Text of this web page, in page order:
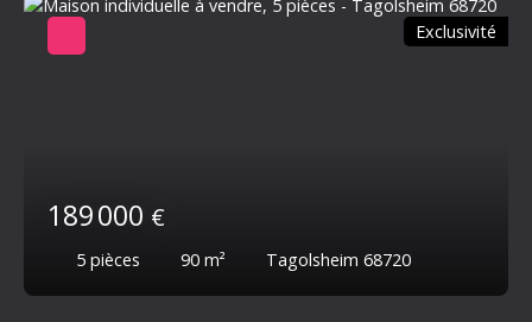
189 000 €
5 pièces 90 m² Tagolsheim 68720
Exclusivité